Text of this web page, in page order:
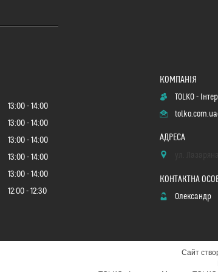
13:00
14:00
13:00
14:00
13:00
14:00
13:00
14:00
13:00
14:00
12:00
12:30
TOLKO -
Олександр
Сайт